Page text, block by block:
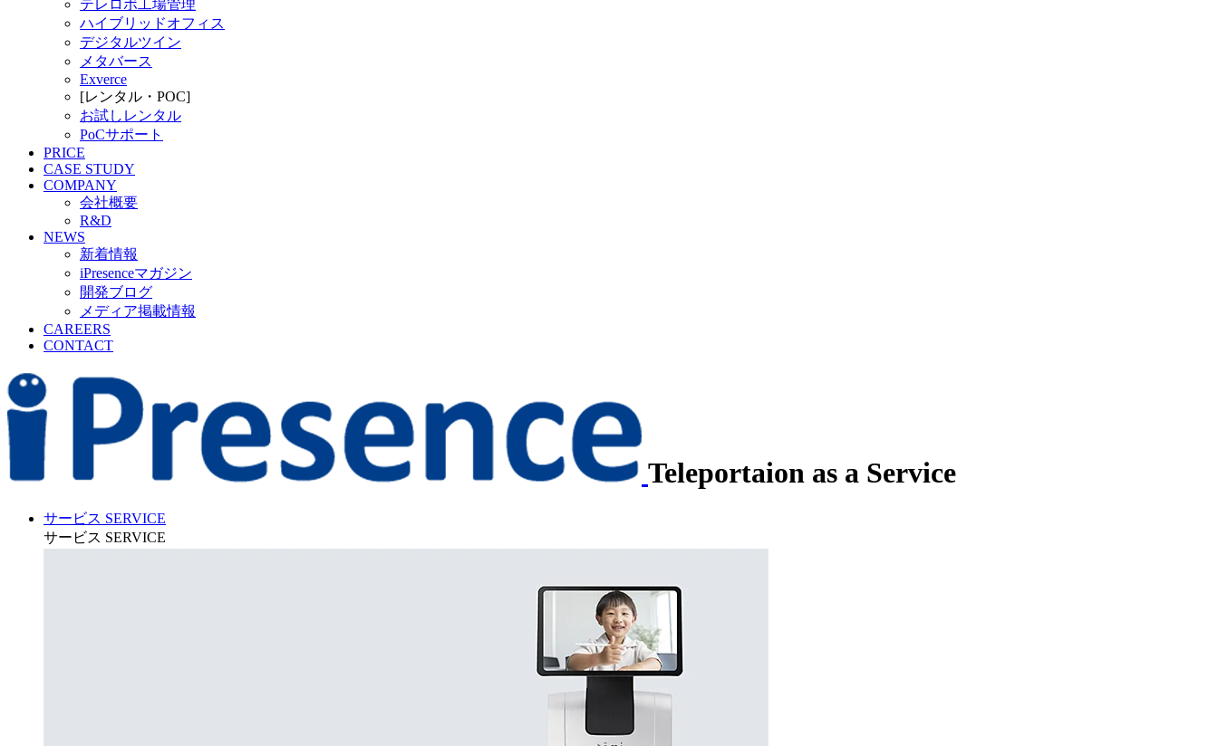
テレロボ工場管理
ハイブリッドオフィス
デジタルツイン
メタバース
Exverce
[レンタル・POC]
お試しレンタル
PoCサポート
PRICE
CASE STUDY
COMPANY
会社概要
R&D
NEWS
新着情報
iPresenceマガジン
開発ブログ
メディア掲載情報
CAREERS
CONTACT
Teleportaion as a Service
サービス SERVICE
サービス SERVICE